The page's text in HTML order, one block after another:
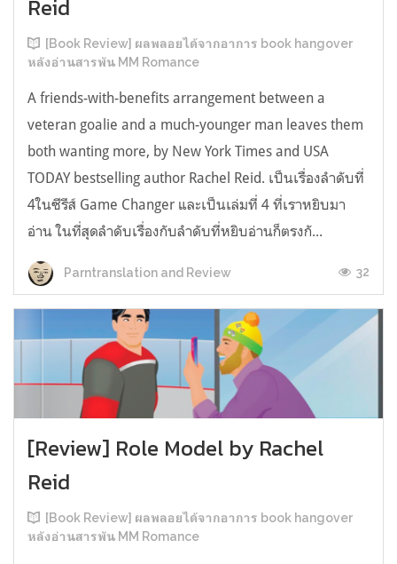
Reid
[Book Review] ผลพลอยได้จากอาการ book hangover
หลังอ่านสารพัน MM Romance
A friends-with-benefits arrangement between a
veteran goalie and a much-younger man leaves them
both wanting more, by New York Times and USA
TODAY bestselling author Rachel Reid. เป็นเรื่องลำดับที่
4ในซีรีส์ Game Changer และเป็นเล่มที่ 4 ที่เราหยิบมา
อ่าน ในที่สุดลำดับเรื่องกับลำดับที่หยิบอ่านก็ตรงกั...
Parntranslation and Review 32
[Review] Role Model by Rachel
Reid
[Book Review] ผลพลอยได้จากอาการ book hangover
หลังอ่านสารพัน MM Romance